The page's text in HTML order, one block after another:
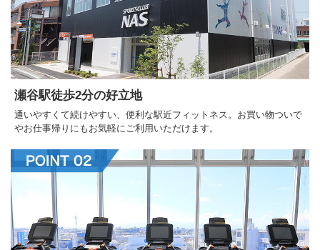
瀬谷駅徒歩2分の好立地
通いやすくて続けやすい、便利な駅近フィットネス。お買い物ついで
やお仕事帰りにもお気軽にご利用いただけます。